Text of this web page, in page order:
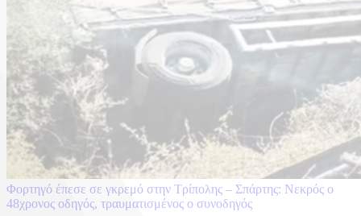
Φορτηγό έπεσε σε γκρεμό στην Τρίπολης – Σπάρτης: Νεκρός ο
48χρονος οδηγός, τραυματισμένος ο συνοδηγός